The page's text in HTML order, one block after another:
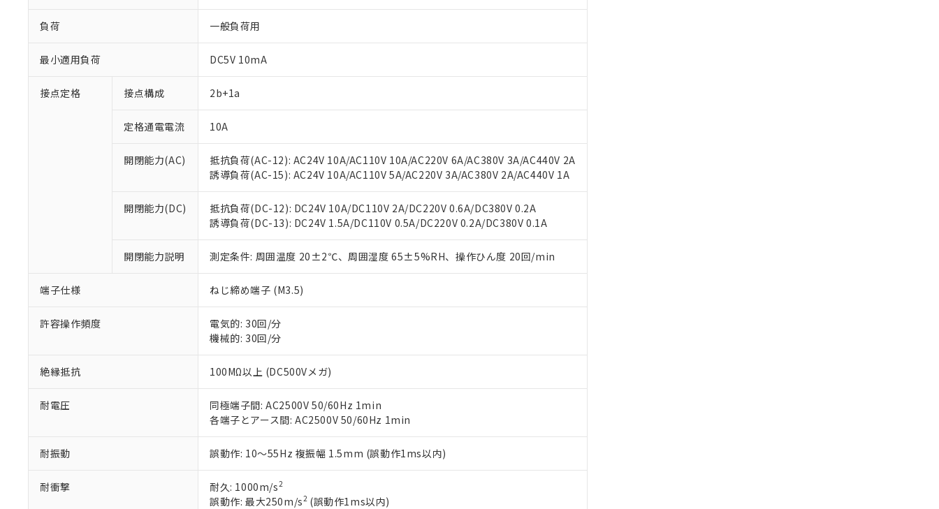
負荷 一般負荷用
最小適用負荷 DC5V 10mA
接点定格 接点構成 2b+1a
定格通電電流 10A
開閉能力(AC)
抵抗負荷(AC-12): AC24V 10A/AC110V 10A/AC220V 6A/AC380V 3A/AC440V 2A
誘導負荷(AC-15): AC24V 10A/AC110V 5A/AC220V 3A/AC380V 2A/AC440V 1A
開閉能力(DC)
抵抗負荷(DC-12): DC24V 10A/DC110V 2A/DC220V 0.6A/DC380V 0.2A
誘導負荷(DC-13): DC24V 1.5A/DC110V 0.5A/DC220V 0.2A/DC380V 0.1A
開閉能力説明 測定条件: 周囲温度 20±2℃、周囲湿度 65±5%RH、操作ひん度 20回/min
端子仕様 ねじ締め端子 (M3.5)
許容操作頻度
電気的: 30回/分
機械的: 30回/分
絶縁抵抗 100MΩ以上 (DC500Vメガ)
耐電圧
同極端子間: AC2500V 50/60Hz 1min
各端子とアース間: AC2500V 50/60Hz 1min
耐振動 誤動作: 10～55Hz 複振幅 1.5mm (誤動作1ms以内)
耐衝撃 耐久: 1000m/s2
誤動作: 最大250m/s2(誤動作1ms以内)
ご利用条件
以下の条件をお読みいただき、同意のうえご利用ください。
本サービスは、当社制御機器事業取扱商品の当社在庫状況および標準価格(税抜)を提供させていただ
くものです。
当社制御機器事業取扱商品の中には、本サービスの対象外となる商品もあることをご了承ください。
のであり、閲覧された時点での実際の在庫および標準価格とは異なる場合があることをご了承くださ
い。
正式な納期状況および標準価格はお客様のお取引先、またはお客様担当のオムロン制御機器販売店・
当社販売員にご相談ください。
オムロン制御機器販売店や当社販売拠点は「
在庫状況および標準価格結果を当社の事前の承諾なく第三者に漏洩または開示しないようお願いしま
マイパーツ機能（部品リスト作成サービス）をご利用いただくには、I-Webメンバーズにご登録され
ている必要があります。
が、当社の製品・サービスに関するお客様との取引・商談に必要な範囲で利用することをご了承くだ
さい。
※当社の共同利用者とは、"個人情報の共同利用に関して"
の「1.共同利用者の範囲」に記載されて
いる法人を指します。
※1 対応状況
対応予定：EU RoHS指令（10物質）の非含有に対応した製品に切り替える予定のある商品です。
調査・確認中：EU RoHS指令（10物質）の非含有の対応状況を調査中または確認中の商品です。
非該当品：ライセンス料など無形物で、有害物質有無と関係のない商品です。
仕入先様の事情により、非含有部品としていたものが、含有品と判明した場合などやむを得ず変更すること
があります。
*EU RoHS指令（10物質）：
鉛(Pb) 1000ppm以下、 水銀(Hg) 1000ppm以下、 カドミウム(Cd) 100ppm以下、
六価クロム(Cr(Ⅵ)) 1000ppm以下、ポリ臭化ビフェニル類(PBB) 1000ppm以下、ポリ臭化ジフェニルエーテル類(PBDE) 1000ppm以下、
但し、RoHS指令で産業用監視および制御機器に対する適用除外項目は除く。
※2 対応予定月
部品在庫の切り替え状況などにより、予定月が前後することがあります。
※3 非含有証明書ダウンロード
下記の非含有証明書をダウンロードすることができます。
EU RoHS指令（10物質）の非含有証明書
51物質の非含有証明書（当社基準）
※本証明書は発行日時点で非含有を証明するもので、過去に遡って非含有を証明するものではありません。
また、RoHS指令のフタル酸エステル類４物質の対応では、対応完了までの期間は出荷製品に未対応品が
※1 中国RoHS○×表
「○」：最大均質材料含有率が中国RoHSの基準値以下であることを示します。
「－」：未確認です。当社販売部門へお問い合わせください。
*中国RoHS10物質の基準値 (GB/T26572)：
Pb(鉛) :1000ppm、 Hg(水銀) : 1000ppm、 Cd(カドミウム) : 100ppm、
Cr(Ⅵ)(六価クロム) : 1000ppm、 PBBs(ポリ臭化ビフェニル類) : 1000ppm、 PBDEs(ポリ臭化ジフェニルエーテル類) : 1000ppm、
DBP(フタル酸ジブチル) : 1000ppm、 DIBP(フタル酸ジイソブチル) : 1000ppm、 BBP(フタル酸ブチルベンジル) : 1000ppm、
DEHP(フタル酸ビス(2-エチルヘキシル)) : 1000ppm
※2 環境保護使用期限
「ｅ」：有害物質（10物質）のすべてが基準値以下であることを示します。
「10」：通常の使用状況下において有害物質が外部に漏えいし、環境に深刻な影響を及ぼさない年数を意
「－」：未確認です。当社販売部門へお問い合わせください。
当社は、これら貴社製品のうち、外国為替および外国貿易法に定める商品（以下｢規制貨物等」とい
う）を輸出または国外への提供する場合は、日本国政府の輸出許可(または役務取引許可)を取得する
当社は規制貨物を破棄する場合は、完全に破砕するなど、違法に輸出されないよう必要な手段を講じ
ます。
当社は貴社製品を、核兵器、ミサイル、化学兵器、生物兵器またはその他武器並びにこれらの製造装
置等に一切使用いたしません。
当社は、貴社製品を第三者に販売する場合は、上記1、2および3の内容を当該第三者に通知します。
また当社は、販売先および販売に係わる関係者が違法に輸出するおそれがある場合は、取り引きをい
たしません。
合意する
記
号
説明
○ 一定数以上の在庫あり
△ 一定数には満たないが在庫あり
－
在庫なし(最新の在庫状況については、お客様のお取引先、またはお客様担当のオムロン制御
機器販売店・当社販売員にご確認ください)
空
白
受注生産機種、また在庫状況の情報を公開していない機種